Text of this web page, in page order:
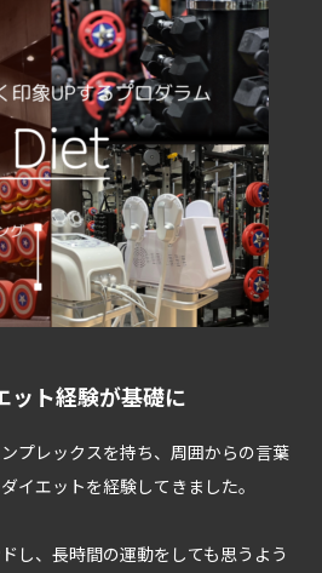
ット経験が基礎に
プレックスを持ち、周囲からの言葉
イエットを経験してきました。
し、長時間の運動をしても思うよう